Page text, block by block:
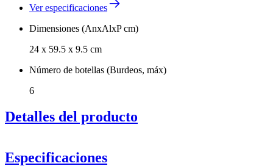
Ver especificaciones
Dimensiones (AnxAlxP cm)
24 x 59.5 x 9.5 cm
Número de botellas (Burdeos, máx)
6
Detalles del producto
Especificaciones